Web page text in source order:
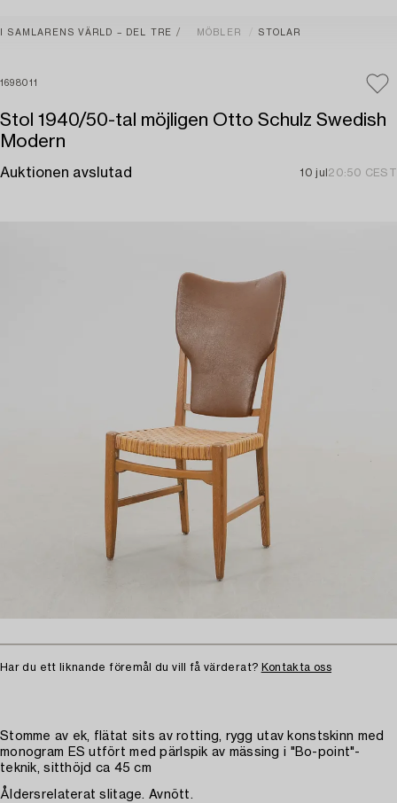
I SAMLARENS VÄRLD – DEL TRE MÖBLER STOLAR
1698011
Stol 1940/50-tal möjligen Otto Schulz Swedish
Modern
Auktionen avslutad 10 jul 20:50 CEST
Har du ett liknande föremål du vill få värderat? Kontakta oss
Stomme av ek, flätat sits av rotting, rygg utav konstskinn med
monogram ES utfört med pärlspik av mässing i "Bo-point"-
teknik, sitthöjd ca 45 cm
Åldersrelaterat slitage. Avnött.